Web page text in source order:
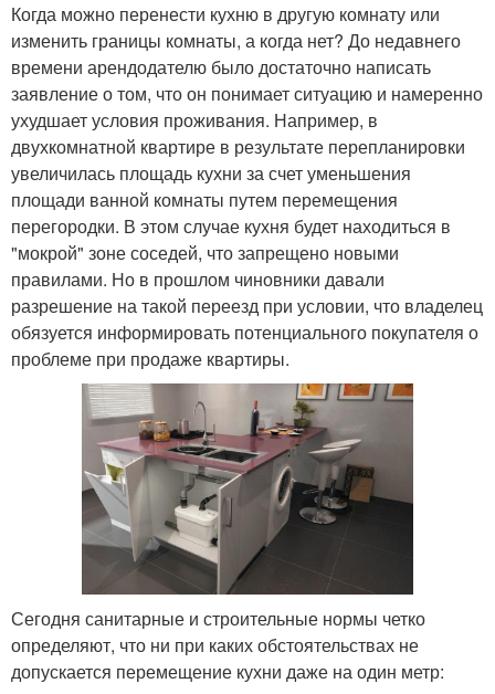
Когда можно перенести кухню в другую комнату или
изменить границы комнаты, а когда нет? До недавнего
времени арендодателю было достаточно написать
заявление о том, что он понимает ситуацию и намеренно
ухудшает условия проживания. Например, в
двухкомнатной квартире в результате перепланировки
увеличилась площадь кухни за счет уменьшения
площади ванной комнаты путем перемещения
перегородки. В этом случае кухня будет находиться в
"мокрой" зоне соседей, что запрещено новыми
правилами. Но в прошлом чиновники давали
разрешение на такой переезд при условии, что владелец
обязуется информировать потенциального покупателя о
проблеме при продаже квартиры.
Сегодня санитарные и строительные нормы четко
определяют, что ни при каких обстоятельствах не
допускается перемещение кухни даже на один метр: